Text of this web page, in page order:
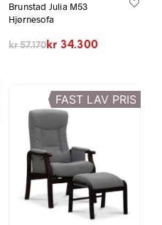
Brunstad Julia M53
Hjørnesofa
kr57.170
Opprinnelig pris var: kr 57.170.
kr 34.300
Nåværende pris er: kr 34.300.
FAST LAV PRIS